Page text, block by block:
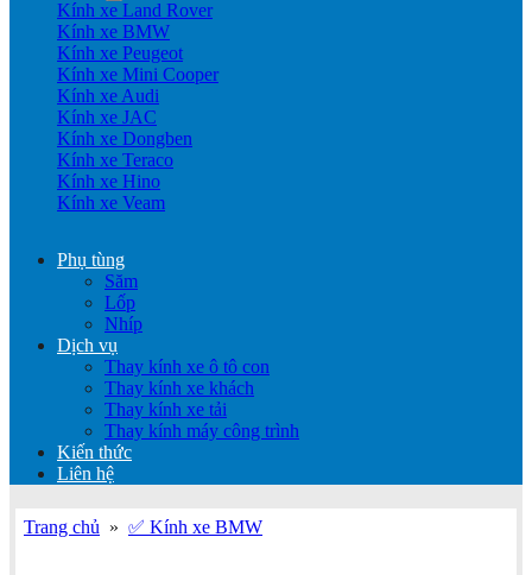
Kính xe Land Rover
Kính xe BMW
Kính xe Peugeot
Kính xe Mini Cooper
Kính xe Audi
Kính xe JAC
Kính xe Dongben
Kính xe Teraco
Kính xe Hino
Kính xe Veam
Phụ tùng
Săm
Lốp
Nhíp
Dịch vụ
Thay kính xe ô tô con
Thay kính xe khách
Thay kính xe tải
Thay kính máy công trình
Kiến thức
Liên hệ
Trang chủ » ✅ Kính xe BMW